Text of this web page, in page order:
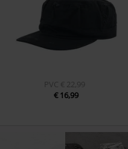
PVC € 22,99
€ 16,99